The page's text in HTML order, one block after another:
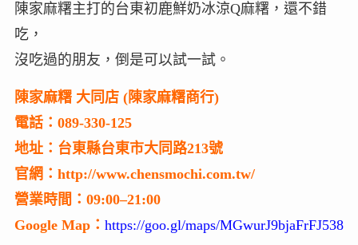
陳家麻糬主打的台東初鹿鮮奶冰涼Q麻糬，還不錯
吃，
沒吃過的朋友，倒是可以試一試。
陳家麻糬 大同店 (陳家麻糬商行)
電話：089-330-125
地址：台東縣台東市大同路213號
官網：http://www.chensmochi.com.tw/
營業時間：09:00–21:00
Google Map： https://goo.gl/maps/MGwurJ9bjaFrFJ538